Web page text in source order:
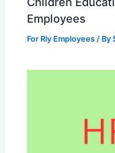
Employees
For Rly Employees / By